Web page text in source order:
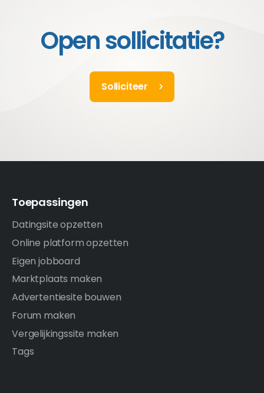
Open sollicitatie?
Solliciteer
Toepassingen
Datingsite opzetten
Online platform opzetten
Eigen jobboard
Marktplaats maken
Advertentiesite bouwen
Forum maken
Vergelijkingssite maken
Tags